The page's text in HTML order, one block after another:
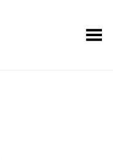
Показать меню